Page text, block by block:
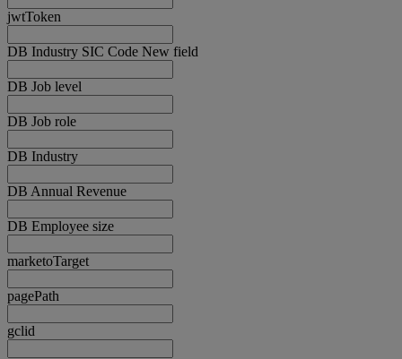
jwtToken
DB Industry SIC Code New field
DB Job level
DB Job role
DB Industry
DB Annual Revenue
DB Employee size
marketoTarget
pagePath
gclid